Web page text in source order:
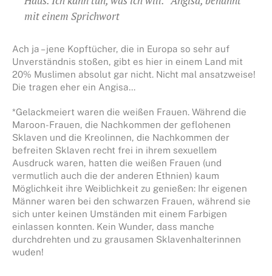
mit einem Sprichwort
Ach ja – jene Kopftücher, die in Europa so sehr auf
Unverständnis stoßen, gibt es hier in einem Land mit
20% Muslimen absolut gar nicht. Nicht mal ansatzweise!
Die tragen eher ein Angisa…
*Gelackmeiert waren die weißen Frauen. Während die
Maroon-Frauen, die Nachkommen der geflohenen
Sklaven und die Kreolinnen, die Nachkommen der
befreiten Sklaven recht frei in ihrem sexuellem
Ausdruck waren, hatten die weißen Frauen (und
vermutlich auch die der anderen Ethnien) kaum
Möglichkeit ihre Weiblichkeit zu genießen: Ihr eigenen
Männer waren bei den schwarzen Frauen, während sie
sich unter keinen Umständen mit einem Farbigen
einlassen konnten. Kein Wunder, dass manche
durchdrehten und zu grausamen Sklavenhalterinnen
wuden!